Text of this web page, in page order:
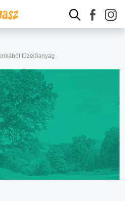
tüzelőanyag